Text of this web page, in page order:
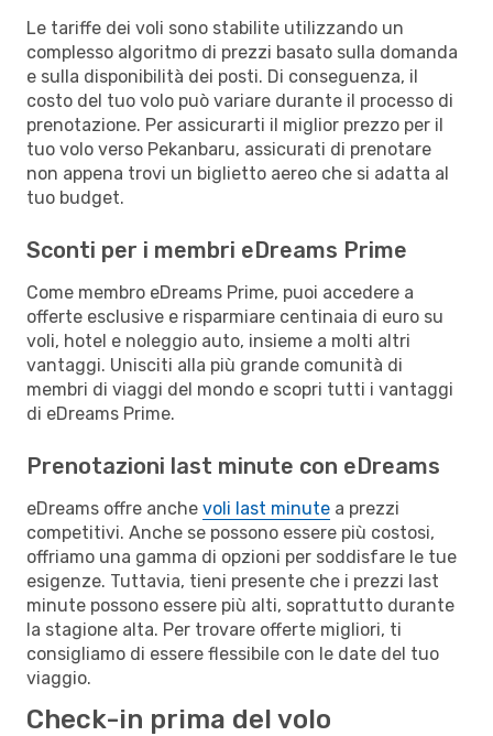
Le tariffe dei voli sono stabilite utilizzando un
complesso algoritmo di prezzi basato sulla domanda
e sulla disponibilità dei posti. Di conseguenza, il
costo del tuo volo può variare durante il processo di
prenotazione. Per assicurarti il miglior prezzo per il
tuo volo verso Pekanbaru, assicurati di prenotare
non appena trovi un biglietto aereo che si adatta al
tuo budget.
Sconti per i membri eDreams Prime
Come membro eDreams Prime, puoi accedere a
offerte esclusive e risparmiare centinaia di euro su
voli, hotel e noleggio auto, insieme a molti altri
vantaggi. Unisciti alla più grande comunità di
membri di viaggi del mondo e scopri tutti i vantaggi
di eDreams Prime.
Prenotazioni last minute con eDreams
eDreams offre anche voli last minute a prezzi
competitivi. Anche se possono essere più costosi,
offriamo una gamma di opzioni per soddisfare le tue
esigenze. Tuttavia, tieni presente che i prezzi last
minute possono essere più alti, soprattutto durante
la stagione alta. Per trovare offerte migliori, ti
consigliamo di essere flessibile con le date del tuo
viaggio.
Check-in prima del volo